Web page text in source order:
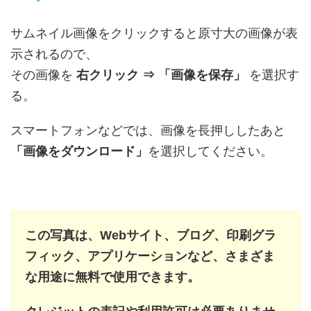
サムネイル画像をクリックすると原寸大の画像が表
示されるので、
その画像を 右クリック ⇒ 「画像を保存」
を選択す
る。
スマートフォンなどでは、画像を長押ししたあと
「画像をダウンロード」 を選択してください。
この写真は、Webサイト、ブログ、印刷グラ
フィック、アプリケーションなど、さまざま
な用途に無料で使用できます。